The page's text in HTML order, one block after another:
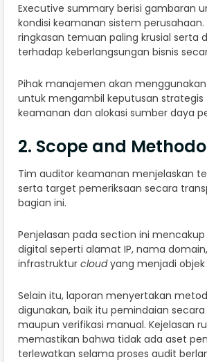
Executive summary berisi gambaran
kondisi keamanan sistem perusahaan.
ringkasan temuan paling krusial serta
terhadap keberlangsungan bisnis
Pihak manajemen akan
untuk mengambil keputusan strategis
keamanan dan alokasi sumber daya
2. Scope and
Tim auditor keamanan menjelaskan
serta target pemeriksaan secara
bagian ini.
Penjelasan pada section ini
digital seperti alamat IP, nama
infrastruktur cloudyang menjadi
Selain itu, laporan menyertakan
digunakan, baik itu pemindaian
maupun verifikasi manual. Kejelasan
memastikan bahwa tidak ada aset
terlewatkan selama proses audit